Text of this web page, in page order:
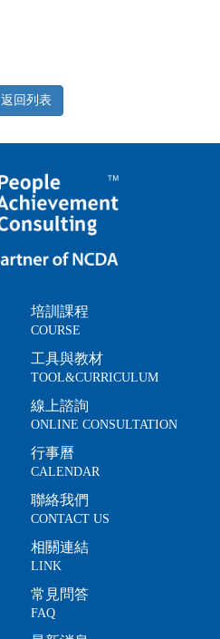
返回列表
培訓課程
COURSE
工具與教材
TOOL&CURRICULUM
線上諮詢
ONLINE CONSULTATION
行事曆
CALENDAR
聯絡我們
CONTACT US
相關連結
LINK
常見問答
FAQ